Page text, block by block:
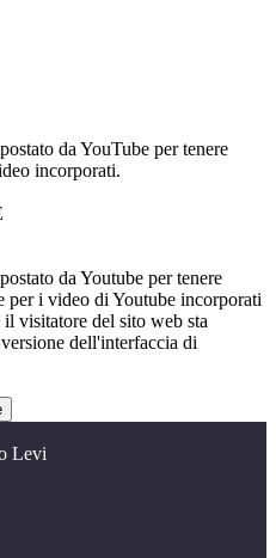
da YouTube per tenere
incorporati.
da Youtube per tenere
per i video di Youtube incorporati
visitatore del sito web sta
dell'interfaccia di
Levi